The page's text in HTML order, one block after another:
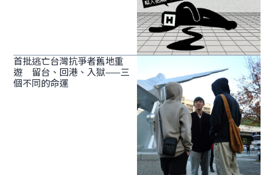
首批逃亡台灣抗爭者舊地重
遊 留台、回港、入獄——三
個不同的命運